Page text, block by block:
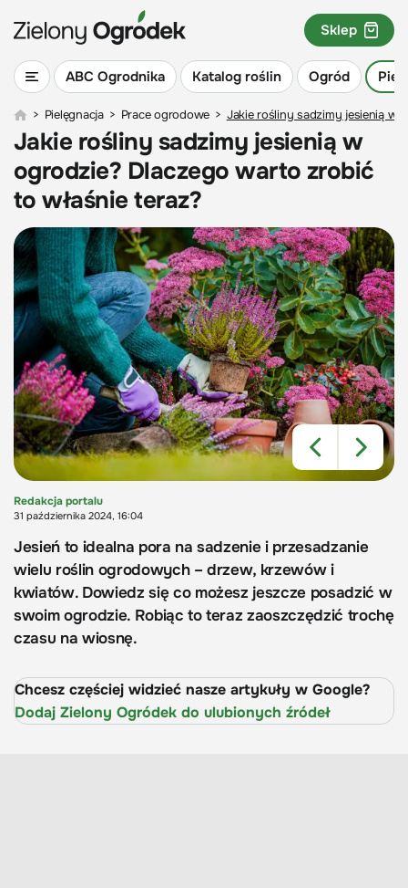
ABC Ogrodnika Katalog roślin Ogród
Sklep
> Pielęgnacja > Prace ogrodowe > Jakie rośliny sadzimy jesienią w
Jakie rośliny sadzimy jesienią w
ogrodzie? Dlaczego warto zrobić
to właśnie teraz?
Redakcja portalu
31 października 2024, 16:04
Jesień to idealna pora na sadzenie i przesadzanie
wielu roślin ogrodowych – drzew, krzewów i
kwiatów. Dowiedz się co możesz jeszcze posadzić w
swoim ogrodzie. Robiąc to teraz zaoszczędzić trochę
czasu na wiosnę.
Chcesz częściej widzieć nasze artykuły w Google?
Dodaj Zielony Ogródek do ulubionych źródeł